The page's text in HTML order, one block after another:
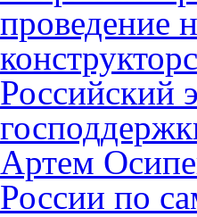
проведение
Российский
Артем
России по